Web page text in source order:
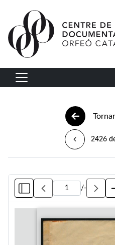
Vés al contingut
Navegació principal
2426
/-